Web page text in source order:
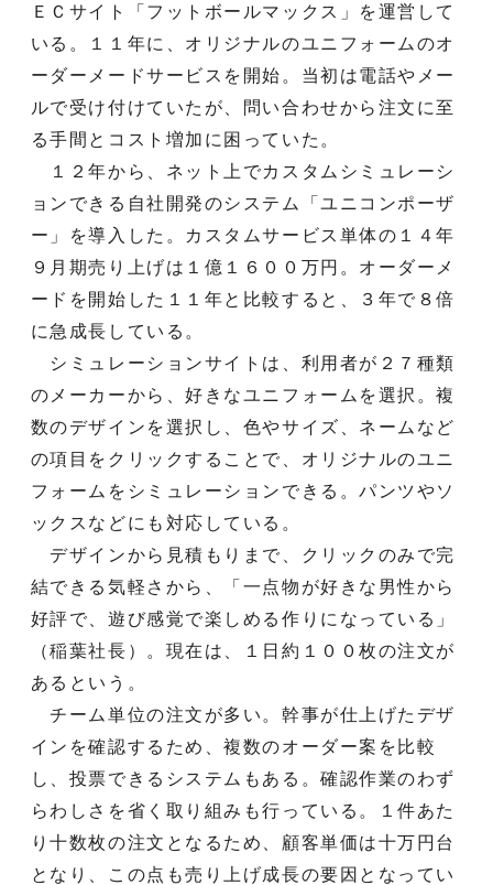
ＥＣサイト「フットボールマックス」を運営して
いる。１１年に、オリジナルのユニフォームのオ
ーダーメードサービスを開始。当初は電話やメー
ルで受け付けていたが、問い合わせから注文に至
る手間とコスト増加に困っていた。
１２年から、ネット上でカスタムシミュレーシ
ョンできる自社開発のシステム「ユニコンポーザ
ー」を導入した。カスタムサービス単体の１４年
９月期売り上げは１億１６００万円。オーダーメ
ードを開始した１１年と比較すると、３年で８倍
に急成長している。
シミュレーションサイトは、利用者が２７種類
のメーカーから、好きなユニフォームを選択。複
数のデザインを選択し、色やサイズ、ネームなど
の項目をクリックすることで、オリジナルのユニ
フォームをシミュレーションできる。パンツやソ
ックスなどにも対応している。
デザインから見積もりまで、クリックのみで完
結できる気軽さから、「一点物が好きな男性から
好評で、遊び感覚で楽しめる作りになっている」
（稲葉社長）。現在は、１日約１００枚の注文が
あるという。
チーム単位の注文が多い。幹事が仕上げたデザ
インを確認するため、複数のオーダー案を比較
し、投票できるシステムもある。確認作業のわず
らわしさを省く取り組みも行っている。１件あた
り十数枚の注文となるため、顧客単価は十万円台
となり、この点も売り上げ成長の要因となってい